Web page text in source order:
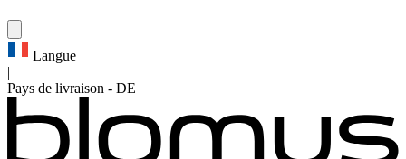
Langue
|
Pays de livraison - DE